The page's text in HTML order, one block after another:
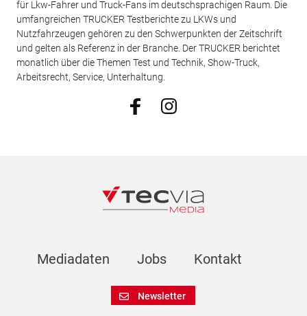
für Lkw-Fahrer und Truck-Fans im deutschsprachigen Raum. Die
umfangreichen TRUCKER Testberichte zu LKWs und
Nutzfahrzeugen gehören zu den Schwerpunkten der Zeitschrift
und gelten als Referenz in der Branche. Der TRUCKER berichtet
monatlich über die Themen Test und Technik, Show-Truck,
Arbeitsrecht, Service, Unterhaltung.
Mediadaten Jobs Kontakt
Newsletter